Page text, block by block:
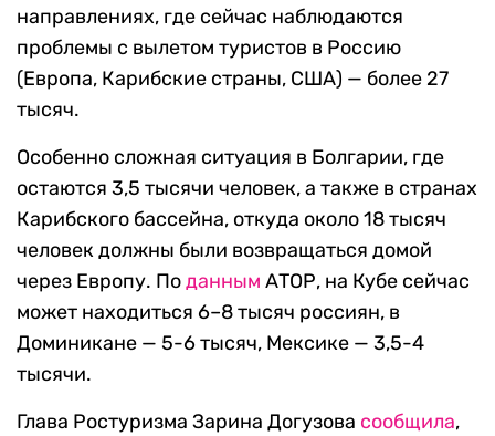
направлениях, где сейчас наблюдаются
проблемы с вылетом туристов в Россию
(Европа, Карибские страны, США) — более 27
тысяч.
Особенно сложная ситуация в Болгарии, где
остаются 3,5 тысячи человек, а также в странах
Карибского бассейна, откуда около 18 тысяч
человек должны были возвращаться домой
через Европу. Поданным АТОР, на Кубе сейчас
может находиться 6–8 тысяч россиян, в
Доминикане — 5-6 тысяч, Мексике — 3,5-4
тысячи.
Глава Ростуризма Зарина Догузова сообщила,